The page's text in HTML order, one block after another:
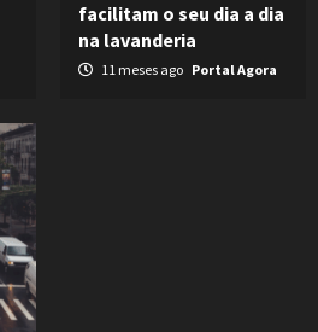
facilitam o seu dia a dia
na lavanderia
11 meses ago Portal Agora